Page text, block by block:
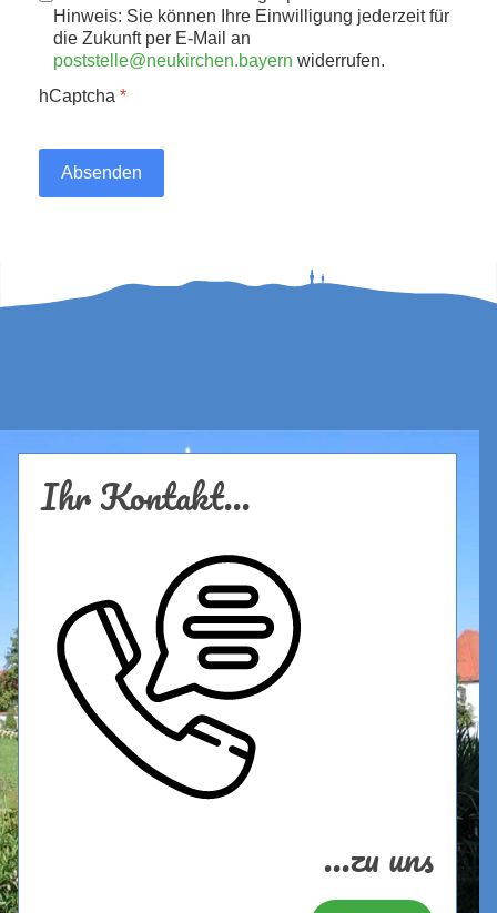
Hinweis: Sie können Ihre Einwilligung jederzeit für
die Zukunft per E-Mail an
poststelle@neukirchen.bayern widerrufen.
hCaptcha *
Absenden
Ihr Kontakt...
...zu uns